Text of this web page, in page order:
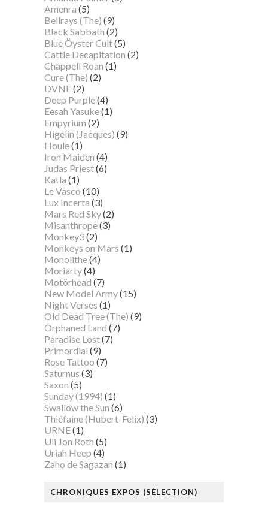
Amenra (5)
Bellrays (The) (9)
Black Sabbath (2)
Blue Öyster Cult(5)
Cattle Decapitation (2)
Chappell Roan (1)
Cure (The) (2)
DVNE(2)
Deep Purple(4)
Eesah Yasuke(1)
Empyrium (2)
Higelin (Jacques) (9)
Houle(1)
Iron Maiden (4)
Judas Priest(6)
Katla (1)
Le Vasco (10)
Lux Incerta (3)
Mars Red Sky(2)
Misanthrope(3)
Monkey3(2)
Monkeys on Mars (1)
Monolithe(4)
Moriarty(4)
Motörhead (7)
New Model Army(15)
Night Verses (1)
Old Dead Tree (The) (9)
Orphaned Land (7)
Paradise Lost(7)
Primordial (9)
Rose Tattoo (7)
Saturnus (3)
Saxon (5)
Sunday (1994) (1)
Swallow the Sun (6)
Thiéfaine (Hubert-Felix) (3)
URNE(1)
Uli Jon Roth (5)
Uriah Heep (4)
Zaho de Sagazan (1)
CHRONIQUES EXPOS (SÉLECTION)